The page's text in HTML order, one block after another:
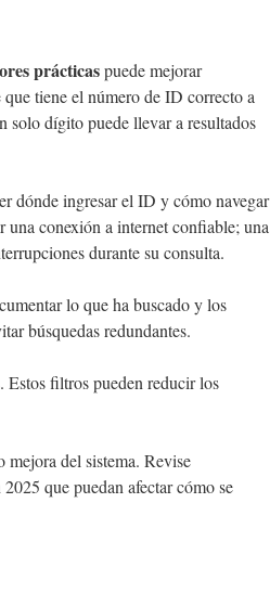
prácticaspuede mejorar
tiene el número de ID correcto a
solo dígito puede llevar a resultados
dónde ingresar el ID y cómo navegar
una conexión a internet confiable; una
durante su consulta.
lo que ha buscado y los
búsquedas redundantes.
Estos filtros pueden reducir los
mejora del sistema. Revise
que puedan afectar cómo se